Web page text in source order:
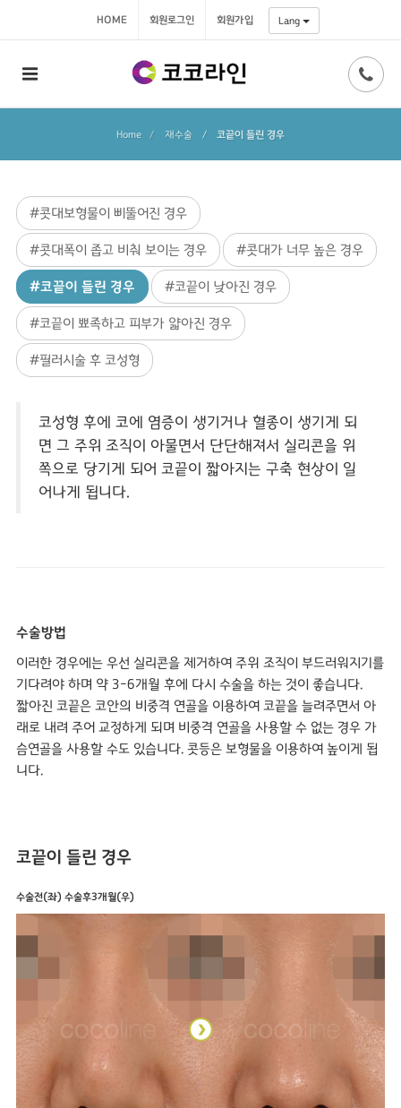
HOME 회원로그인 회원가입 Lang
Home 재수술 / 코끝이 들린 경우
#콧대보형물이 삐뚤어진 경우
#콧대폭이 좁고 비춰 보이는 경우 #콧대가 너무 높은 경우
#코끝이 들린 경우 #코끝이 낮아진 경우
#코끝이 뾰족하고 피부가 얇아진 경우
#필러시술 후 코성형
코성형 후에 코에 염증이 생기거나 혈종이 생기게 되
면 그 주위 조직이 아물면서 단단해져서 실리콘을 위
쪽으로 당기게 되어 코끝이 짧아지는 구축 현상이 일
어나게 됩니다.
수술방법
이러한 경우에는 우선 실리콘을 제거하여 주위 조직이 부드러워지기를
기다려야 하며 약 3-6개월 후에 다시 수술을 하는 것이 좋습니다.
짧아진 코끝은 코안의 비중격 연골을 이용하여 코끝을 늘려주면서 아
래로 내려 주어 교정하게 되며 비중격 연골을 사용할 수 없는 경우 가
슴연골을 사용할 수도 있습니다. 콧등은 보형물을 이용하여 높이게 됩
니다.
코끝이 들린 경우
수술전(좌) 수술후3개월(우)